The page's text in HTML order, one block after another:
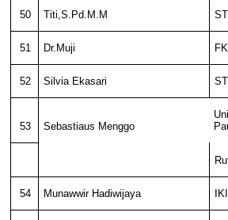
50 Titi,S.Pd.M.M
51 Dr.Muji
52 Silvia Ekasari
53 Sebastiaus Menggo
54 Munawwir Hadiwijaya